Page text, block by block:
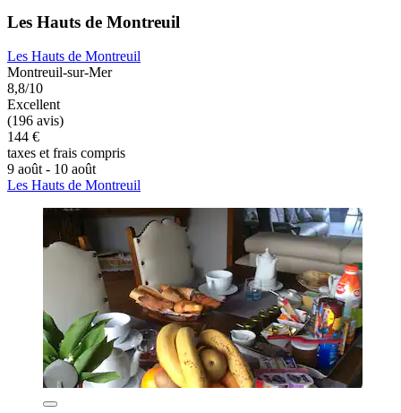
Les Hauts de Montreuil
Les Hauts de Montreuil
Montreuil-sur-Mer
8,8/10
Excellent
(196 avis)
144 €
taxes et frais compris
9 août - 10 août
Les Hauts de Montreuil